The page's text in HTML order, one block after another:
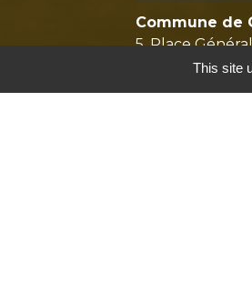
Commune de
5, Place
83570 Correns
This site